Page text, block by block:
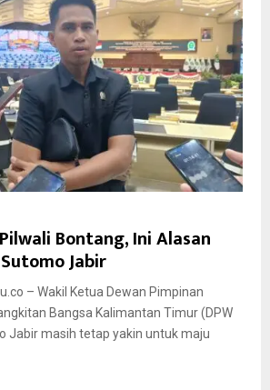
Bontang, Ini Alasan
Jabir
– Wakil Ketua Dewan Pimpinan
Bangsa Kalimantan Timur (DPW
Jabir masih tetap yakin untuk maju